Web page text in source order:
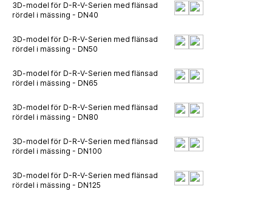
3D-model för D-R-V-Serien med flänsad
rördel i mässing - DN40
3D-model för D-R-V-Serien med flänsad
rördel i mässing - DN50
3D-model för D-R-V-Serien med flänsad
rördel i mässing - DN65
3D-model för D-R-V-Serien med flänsad
rördel i mässing - DN80
3D-model för D-R-V-Serien med flänsad
rördel i mässing - DN100
3D-model för D-R-V-Serien med flänsad
rördel i mässing - DN125